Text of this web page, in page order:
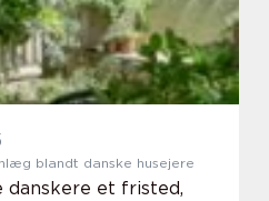
blandt danske husejere
danskere et fristed,